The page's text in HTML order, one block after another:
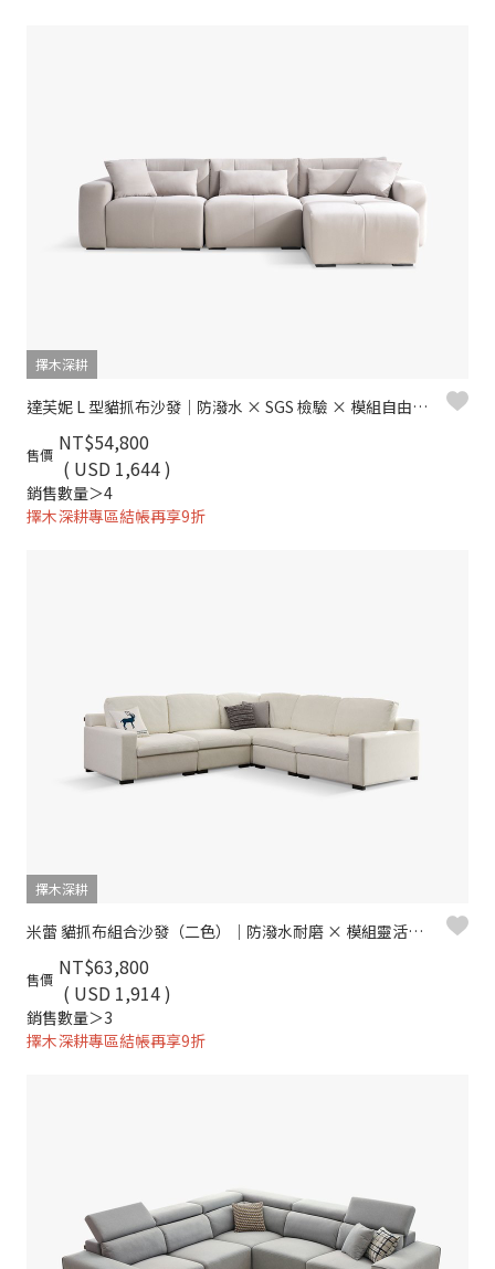
擇木深耕
達芙妮 L 型貓抓布沙發｜防潑水 × SGS 檢驗 × 模組自由組合
售價 NT$54,800
( USD 1,644 )
銷售數量＞4
擇木深耕專區結帳再享9折
擇木深耕
米蕾 貓抓布組合沙發（二色）｜防潑水耐磨 × 模組靈活拼接– 擇木深耕
售價 NT$63,800
( USD 1,914 )
銷售數量＞3
擇木深耕專區結帳再享9折